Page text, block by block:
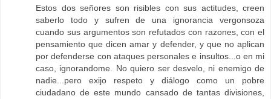
Estos dos señores son risibles con sus actitudes, creen
saberlo todo y sufren de una ignorancia vergonsoza
cuando sus argumentos son refutados con razones, con el
pensamiento que dicen amar y defender, y que no aplican
por defenderse con ataques personales e insultos...o en mi
caso, ignorandome. No quiero ser desvelo, ni enemigo de
nadie...pero exijo respeto y diálogo como un pobre
ciudadano de este mundo cansado de tantas divisiones,